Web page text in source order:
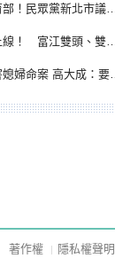
議員參選人提出校園反毒防線升級政見
江雙頭、雙一、人頭氣球全登場
高大成：要害殺多刀顯示怨恨深
著作權 隱私權聲明